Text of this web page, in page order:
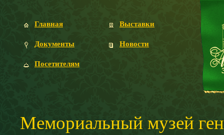
Главная
Документы
Посетителям
Выставки
Новости
Мемориальный музей